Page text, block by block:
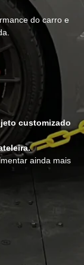
do carro e
customizado
ainda mais